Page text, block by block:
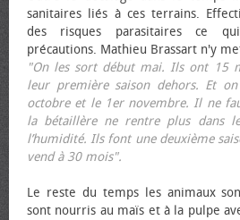
sanitaires liés à ces terrains.
des risques parasitaires ce
précautions. Mathieu Brassart n'y
"On les sort début mai. Ils ont 15
leur première saison dehors. Et
octobre et le 1er novembre. Il ne
la bétaillère ne rentre plus dans
l’humidité. Ils font une deuxième
vend à 30 mois".
Le reste du temps les animaux
sont nourris au maïs et à la pulpe